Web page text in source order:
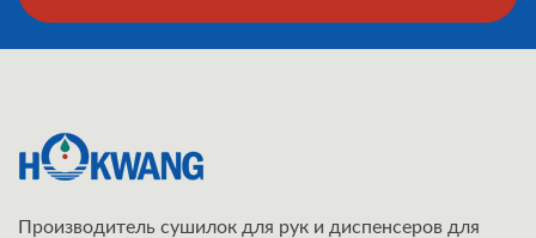
Производитель сушилок для рук и диспенсеров для